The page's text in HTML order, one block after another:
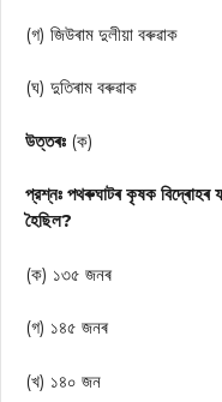
(গ) জিউৰাম দুলীয়া বৰুৱাক
(ঘ) দুতিৰাম বৰুৱাক
উত্তৰঃ (ক)
প্রশ্নঃ পথৰুঘাটৰ কৃষক বিদ্ৰোহৰ
হৈছিল?
(ক) ১৩৫ জনৰ
(গ) ১৪৫ জনৰ
(খ) ১৪০ জন